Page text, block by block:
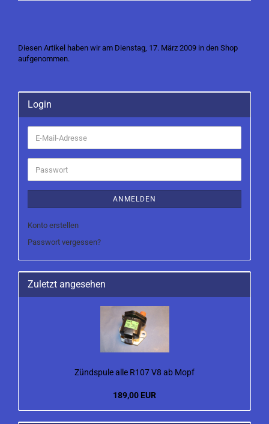
Diesen Artikel haben wir am Dienstag, 17. März 2009 in den Shop
aufgenommen.
Login
E-
Mail-
Adresse
Passwort
ANMELDEN
Konto erstellen
Passwort vergessen?
Zuletzt angesehen
Zündspule alle R107 V8 ab Mopf
189,00 EUR